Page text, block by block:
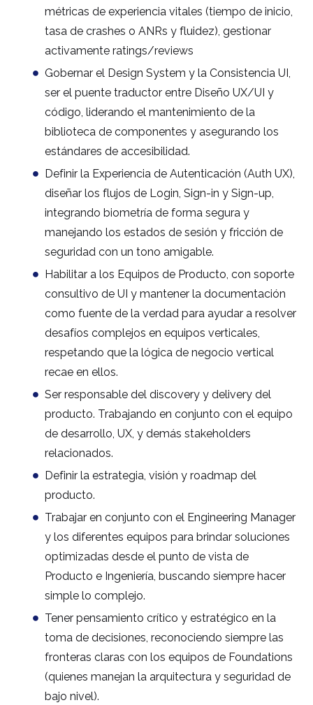
métricas de experiencia vitales (tiempo de inicio,
tasa de crashes o ANRs y fluidez), gestionar
activamente ratings/reviews
Gobernar el Design System y la Consistencia UI,
ser el puente traductor entre Diseño UX/UI y
código, liderando el mantenimiento de la
biblioteca de componentes y asegurando los
estándares de accesibilidad.
Definir la Experiencia de Autenticación (Auth UX),
diseñar los flujos de Login, Sign-in y Sign-up,
integrando biometría de forma segura y
manejando los estados de sesión y fricción de
seguridad con un tono amigable.
Habilitar a los Equipos de Producto, con soporte
consultivo de UI y mantener la documentación
como fuente de la verdad para ayudar a resolver
desafíos complejos en equipos verticales,
respetando que la lógica de negocio vertical
recae en ellos.
Ser responsable del discovery y delivery del
producto. Trabajando en conjunto con el equipo
de desarrollo, UX, y demás stakeholders
relacionados.
Definir la estrategia, visión y roadmap del
producto.
Trabajar en conjunto con el Engineering Manager
y los diferentes equipos para brindar soluciones
optimizadas desde el punto de vista de
Producto e Ingeniería, buscando siempre hacer
simple lo complejo.
Tener pensamiento crítico y estratégico en la
toma de decisiones, reconociendo siempre las
fronteras claras con los equipos de Foundations
(quienes manejan la arquitectura y seguridad de
bajo nivel).